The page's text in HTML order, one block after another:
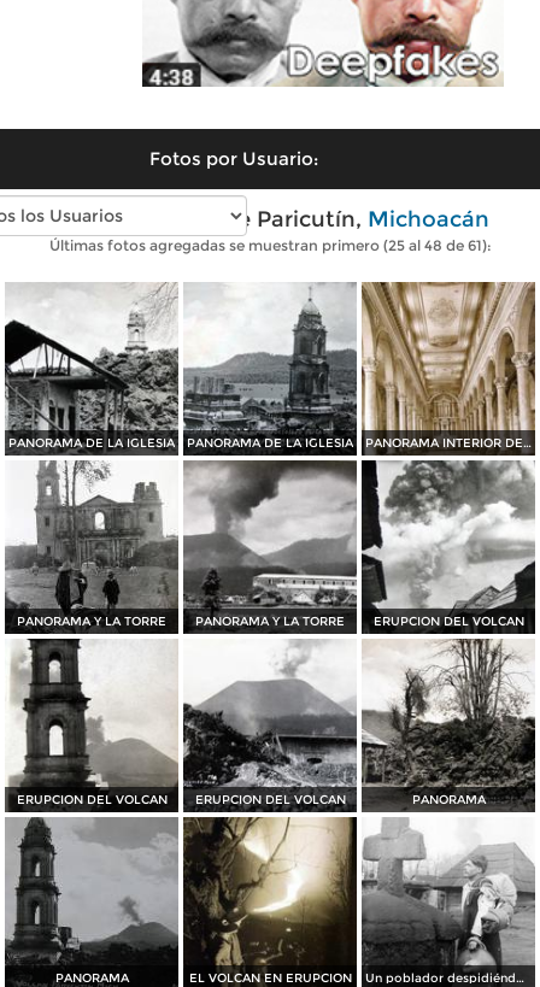
Fotos por Usuario:
Fotos antiguas de Paricutín, Michoacán
Últimas fotos agregadas se muestran primero (25 al 48 de 61):
PANORAMA DE LA IGLESIA PANORAMA DE LA IGLESIA PANORAMA INTERIOR DE LA IGLESIA
PANORAMA Y LA TORRE PANORAMA Y LA TORRE ERUPCION DEL VOLCAN
ERUPCION DEL VOLCAN ERUPCION DEL VOLCAN PANORAMA
PANORAMA EL VOLCAN EN ERUPCION Un poblador despidiéndose de su pueblo ante la erupción del Paricutín (1943)